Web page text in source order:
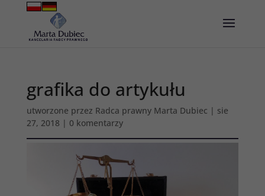
grafika do artykułu
utworzone przez Radca prawny Marta Dubiec | sie
27, 2018 | 0 komentarzy